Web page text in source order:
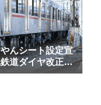
んシート設定宣
道ダイヤ改正予